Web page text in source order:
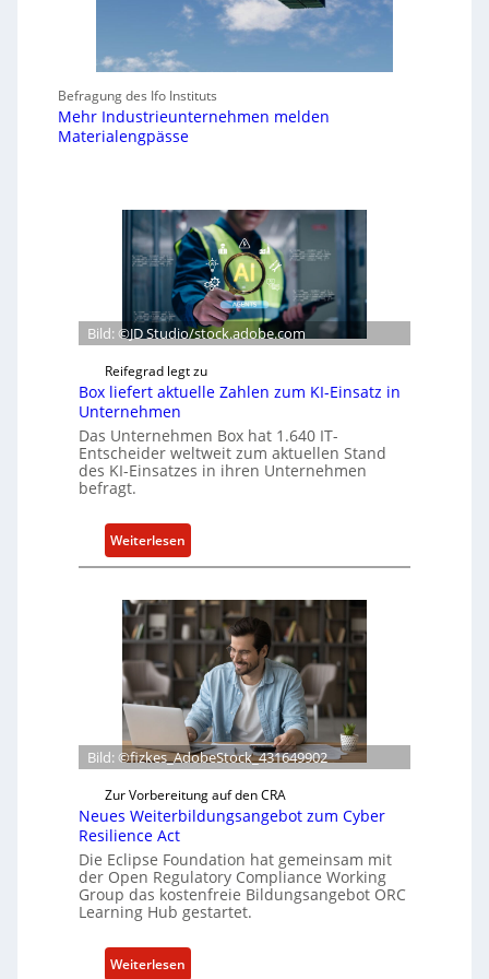
Befragung des Ifo Instituts
Mehr Industrieunternehmen melden
Materialengpässe
Bild: ©JD Studio/stock.adobe.com
Reifegrad legt zu
Box liefert aktuelle Zahlen zum KI-Einsatz in
Unternehmen
Das Unternehmen Box hat 1.640 IT-
Entscheider weltweit zum aktuellen Stand
des KI-Einsatzes in ihren Unternehmen
befragt.
Weiterlesen
B
x
l
e
f
e
r
t
a
k
u
e
l
e
Z
Bild: ©fizkes_AdobeStock_431649902
Zur Vorbereitung auf den CRA
Neues Weiterbildungsangebot zum Cyber
Resilience Act
Die Eclipse Foundation hat gemeinsam mit
der Open Regulatory Compliance Working
Group das kostenfreie Bildungsangebot ORC
Learning Hub gestartet.
Weiterlesen